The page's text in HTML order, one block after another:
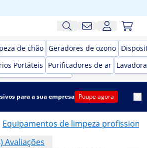
de chão Geradores de ozono
Portáteis Purificadores de ar
para a sua empresa Poupe agora
Equipamentos de limpeza profissional
Avaliações